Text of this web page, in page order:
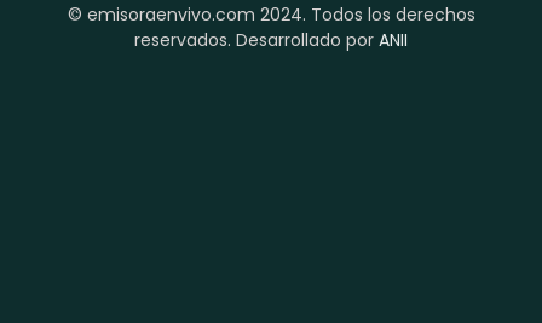
© emisoraenvivo.com 2024. Todos los derechos
reservados. Desarrollado por ANII